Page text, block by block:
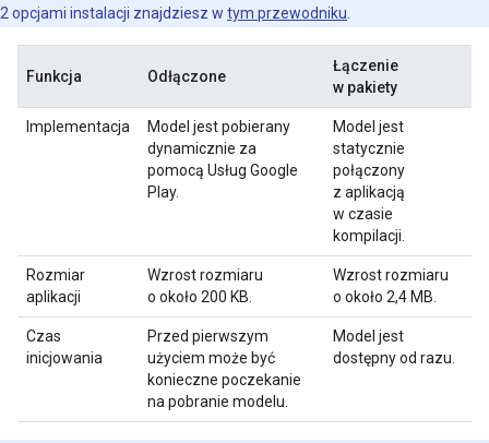
2 opcjami instalacji znajdziesz w tym przewodniku
Funkcja Odłączone
Łączenie
w pakiety
Implementacja
Model jest pobierany
dynamicznie za
pomocą Usług Google
Play.
Model jest
statycznie
połączony
z aplikacją
w czasie
kompilacji.
Rozmiar
aplikacji
Wzrost rozmiaru
o około 200 KB.
Wzrost rozmiaru
o około 2,4 MB.
Czas
inicjowania
Przed pierwszym
użyciem może być
konieczne poczekanie
na pobranie modelu.
Model jest
dostępny od razu.